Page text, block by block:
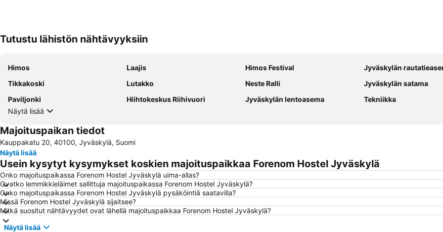
Tutustu lähistön nähtävyyksiin
Himos Laajis Himos Festival
Jyväskylän
Tikkakoski
Lutakko Neste Ralli
Jyväskylän satama
Paviljonki
Hiihtokeskus Riihivuori Jyväskylän lentoasema
Tekniikka
Näytä lisää
Majoituspaikan tiedot
Kauppakatu 20, 40100, Jyväskylä, Suomi
Näytä lisää
Usein kysytyt kysymykset koskien majoituspaikkaa Forenom Hostel Jyväskylä
Onko majoituspaikassa Forenom Hostel Jyväskylä uima-allas?
Ovatko lemmikkieläimet sallittuja majoituspaikassa Forenom Hostel Jyväskylä?
Onko majoituspaikassa Forenom Hostel Jyväskylä pysäköintiä saatavilla?
Missä Forenom Hostel Jyväskylä sijaitsee?
Mitkä suositut nähtävyydet ovat lähellä majoituspaikkaa Forenom Hostel Jyväskylä?
Näytä lisää